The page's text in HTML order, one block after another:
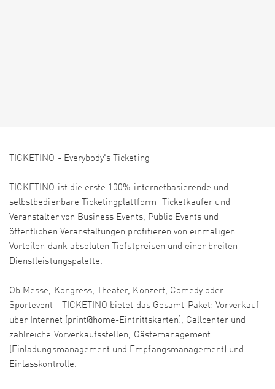
TICKETINO - Everybody's Ticketing
TICKETINO ist die erste 100%-internetbasierende und
selbstbedienbare Ticketingplattform! Ticketkäufer und
Veranstalter von Business Events, Public Events und
öffentlichen Veranstaltungen profitieren von einmaligen
Vorteilen dank absoluten Tiefstpreisen und einer breiten
Dienstleistungspalette.
Ob Messe, Kongress, Theater, Konzert, Comedy oder
Sportevent - TICKETINO bietet das Gesamt-Paket: Vorverkauf
über Internet (print@home-Eintrittskarten), Callcenter und
zahlreiche Vorverkaufsstellen, Gästemanagement
(Einladungsmanagement und Empfangsmanagement) und
Einlasskontrolle.